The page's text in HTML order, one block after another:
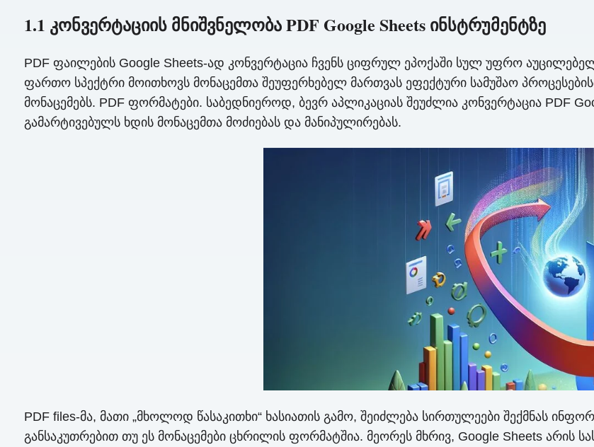
1.1 კონვერტაციის მნიშვნელობა PDF Google Sheets ინსტრუმენტზე
PDF ფაილების Google Sheets-ად კონვერტაცია ჩვენს ციფრულ ეპოქაში სულ უფრო
ფართო სპექტრი მოითხოვს მონაცემთა შეუფერხებელ მართვას ეფექტური სამუშაო
მონაცემებს. PDF ფორმატები. საბედნიეროდ, ბევრ აპლიკაციას შეუძლია კონვერტაცია PDF
გამარტივებულს ხდის მონაცემთა მოძიებას და მანიპულირებას.
PDF files-მა, მათი „მხოლოდ წასაკითხი“ ხასიათის გამო, შეიძლება სირთულეები შექმნას
განსაკუთრებით თუ ეს მონაცემები ცხრილის ფორმატშია. მეორეს მხრივ, Google Sheets არის